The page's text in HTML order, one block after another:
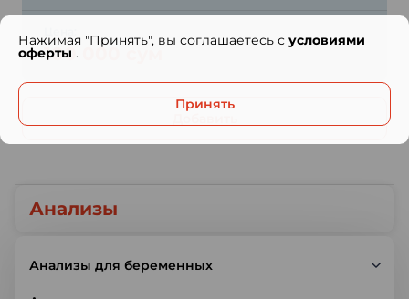
Анализы
Анализы для беременных
100 000 сум
Нажимая "Принять", вы соглашаетесь с условиями
оферты .
Принять